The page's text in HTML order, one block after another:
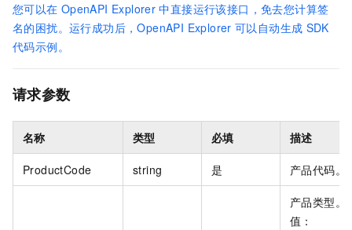
您可以在 OpenAPI Explorer 中直接运行该接口，免去您计算签
名的困扰。运行成功后，OpenAPI Explorer 可以自动生成 SDK
代码示例。
请求参数
名称 类型 必填 描述
ProductCode string 是 产品代码。
产品类型。
值：